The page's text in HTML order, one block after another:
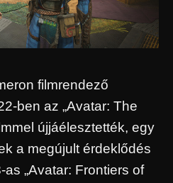
filmrendező
ben az „Avatar: The
újjáélesztették, egy
a megújult érdeklődés
„Avatar: Frontiers of